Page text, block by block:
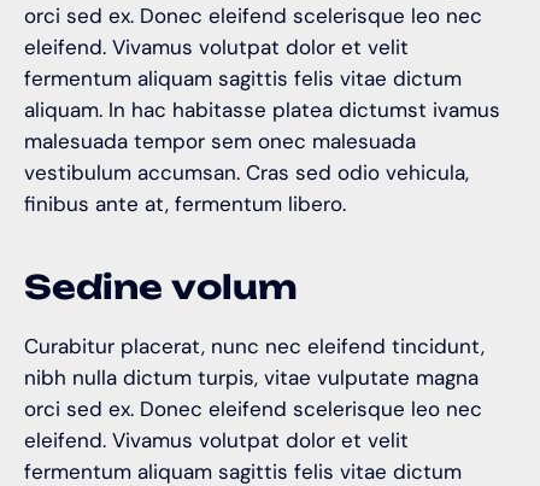
orci sed ex. Donec eleifend scelerisque leo nec
eleifend. Vivamus volutpat dolor et velit
fermentum aliquam sagittis felis vitae dictum
aliquam. In hac habitasse platea dictumst ivamus
malesuada tempor sem onec malesuada
vestibulum accumsan. Cras sed odio vehicula,
finibus ante at, fermentum libero.
Sedine volum
Curabitur placerat, nunc nec eleifend tincidunt,
nibh nulla dictum turpis, vitae vulputate magna
orci sed ex. Donec eleifend scelerisque leo nec
eleifend. Vivamus volutpat dolor et velit
fermentum aliquam sagittis felis vitae dictum